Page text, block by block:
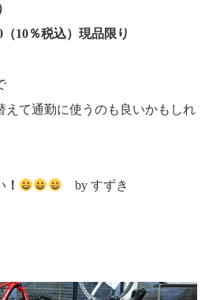
（10％税込）現品限り
えて通勤に使うのも良いかもしれ
！ by すずき